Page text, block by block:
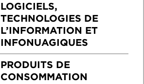
LOGICIELS,
TECHNOLOGIES DE
L’INFORMATION ET
INFONUAGIQUES
PRODUITS DE
CONSOMMATION